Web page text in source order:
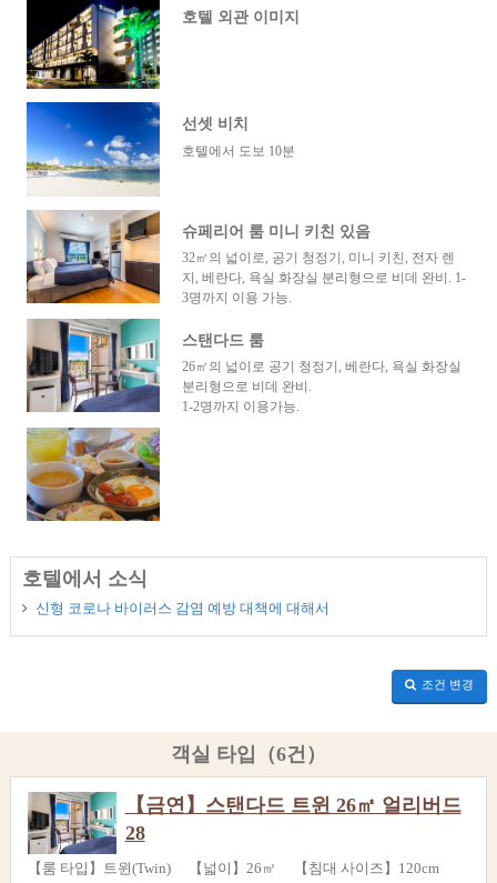
호텔 외관 이미지
선셋 비치
호텔에서 도보 10분
슈페리어 룸 미니 키친 있음
32㎡의 넓이로, 공기 청정기, 미니 키친, 전자 렌
지, 베란다, 욕실 화장실 분리형으로 비데 완비. 1-
3명까지 이용 가능.
스탠다드 룸
26㎡의 넓이로 공기 청정기, 베란다, 욕실 화장실
분리형으로 비데 완비.
1-2명까지 이용가능.
호텔에서 소식
신형 코로나 바이러스 감염 예방 대책에 대해서
조건 변경
객실 타입（6건）
【금연】스탠다드 트윈 26㎡ 얼리버드
28
【룸 타입】트윈(Twin) 【넓이】26㎡ 【침대 사이즈】120cm